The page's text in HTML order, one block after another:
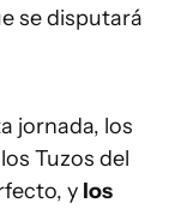
se disputará
jornada, los
Tuzos del
y los